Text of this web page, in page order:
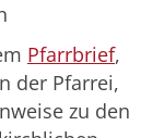
Pfarrbrief,
der Pfarrei,
zu den